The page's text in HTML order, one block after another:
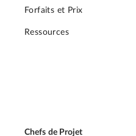
Forfaits et Prix
Ressources
Chefs de Projet